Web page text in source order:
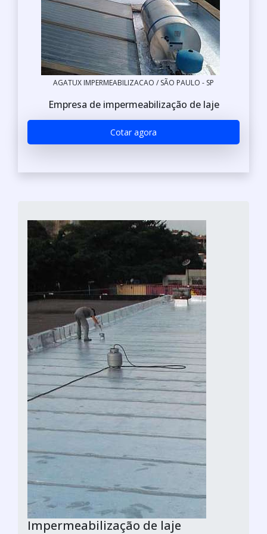
AGATUX IMPERMEABILIZACAO / SÃO PAULO - SP
Empresa de impermeabilização de laje
Cotar agora
Impermeabilização de laje